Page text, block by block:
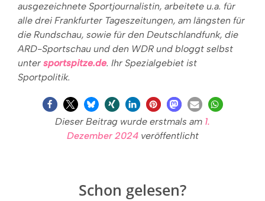
ausgezeichnete Sportjournalistin, arbeitete u.a. für
alle drei Frankfurter Tageszeitungen, am längsten für
die Rundschau, sowie für den Deutschlandfunk, die
ARD-Sportschau und den WDR und bloggt selbst
unter sportspitze.de. Ihr Spezialgebiet ist
Sportpolitik.
Dieser Beitrag wurde erstmals am 1.
Dezember 2024veröffentlicht
Schon gelesen?